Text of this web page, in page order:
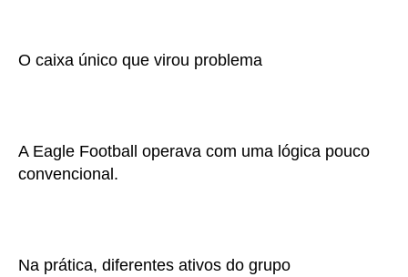
O caixa único que virou problema
A Eagle Football operava com uma lógica pouco
convencional.
Na prática, diferentes ativos do grupo